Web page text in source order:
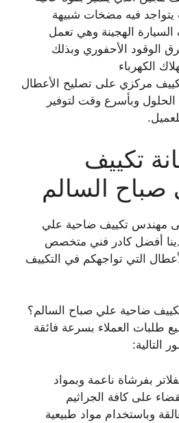
يتواجد فيه مضخات شبيهة
الهجينة وهي تعمل
الوقود الأحفوري وبذلك
الكهرباء
مركزي على تصليح الأعطال
وبأسرع وقت لتوفير
تكييف
السالم
مهندس تكييف ضاحية علي
أفضل كادر فني متخصص
التي تواجهكم في التكييف
ضاحية علي صباح السالم؟
طلبات العملاء بسرعة فائقة
التالية:
بفرشاة ناعمة وبمواد
على كافة الجراثيم
وباستخدام مواد طبيعية